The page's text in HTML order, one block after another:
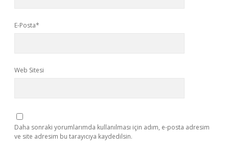
E-Posta*
Web Sitesi
Daha sonraki yorumlarımda kullanılması için adım, e-posta adresim
ve site adresim bu tarayıcıya kaydedilsin.